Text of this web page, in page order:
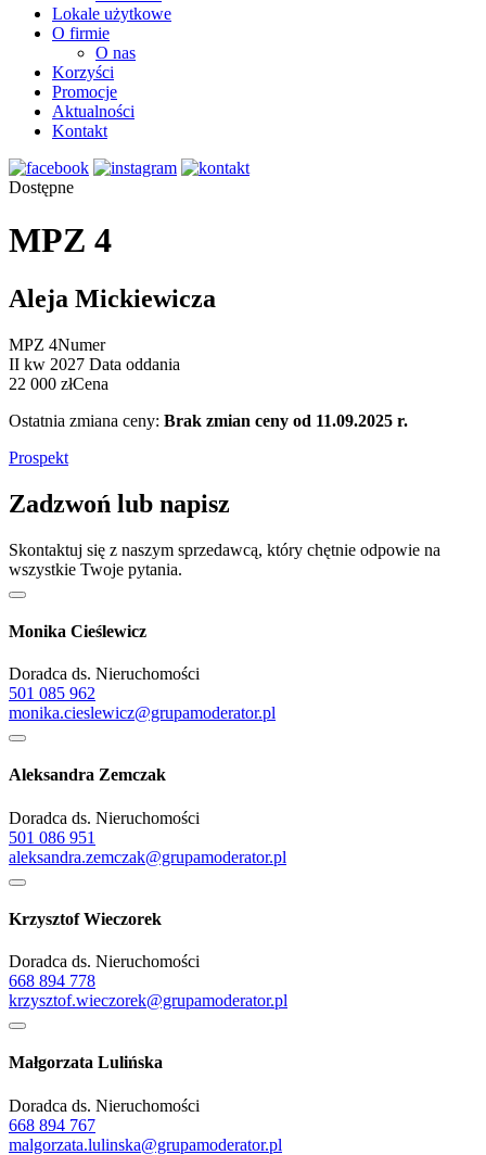
Lokale użytkowe
O firmie
O nas
Korzyści
Promocje
Aktualności
Kontakt
Dostępne
MPZ 4
Aleja Mickiewicza
MPZ 4Numer
II kw 2027 Data oddania
22 000 złCena
Ostatnia zmiana ceny: Brak zmian ceny od 11.09.2025 r.
Prospekt
Zadzwoń lub napisz
Skontaktuj się z naszym sprzedawcą, który chętnie odpowie na
wszystkie Twoje pytania.
Monika Cieślewicz
Doradca ds. Nieruchomości
501 085 962
monika.cieslewicz@grupamoderator.pl
Aleksandra Zemczak
Doradca ds. Nieruchomości
501 086 951
aleksandra.zemczak@grupamoderator.pl
Krzysztof Wieczorek
Doradca ds. Nieruchomości
668 894 778
krzysztof.wieczorek@grupamoderator.pl
Małgorzata Lulińska
Doradca ds. Nieruchomości
668 894 767
malgorzata.lulinska@grupamoderator.pl